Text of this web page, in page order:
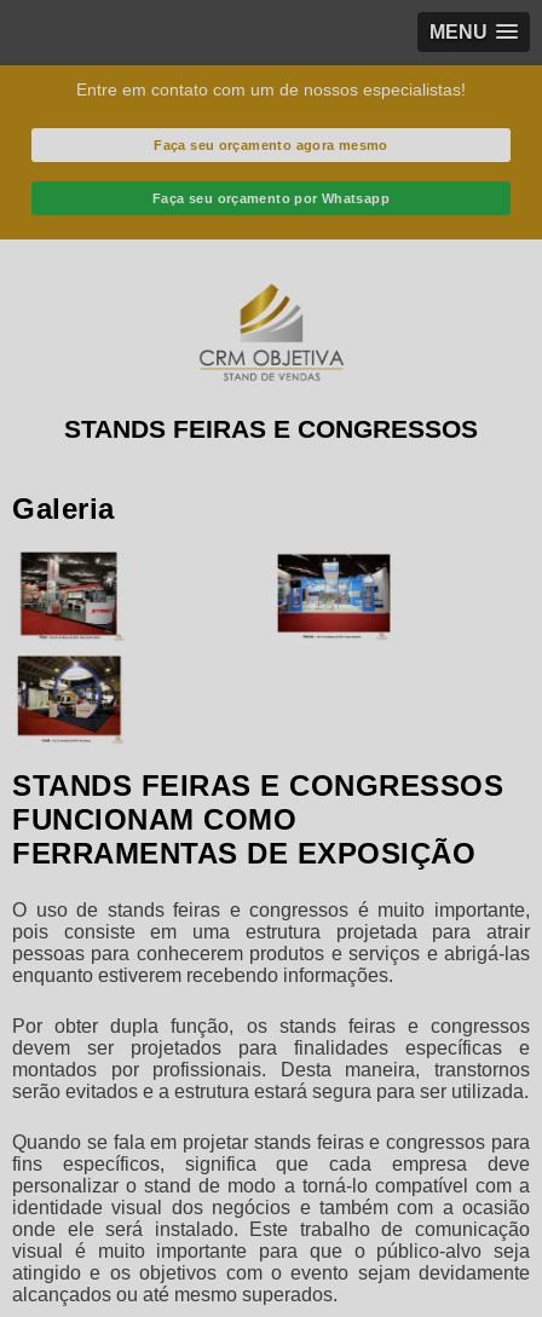
MENU
Entre em contato com um de nossos especialistas!
Faça seu orçamento agora mesmo
Faça seu orçamento por Whatsapp
STANDS FEIRAS E CONGRESSOS
Galeria
STANDS FEIRAS E CONGRESSOS
FUNCIONAM COMO
FERRAMENTAS DE EXPOSIÇÃO
O uso de stands feiras e congressos é muito importante,
pois consiste em uma estrutura projetada para atrair
pessoas para conhecerem produtos e serviços e abrigá-las
enquanto estiverem recebendo informações.
Por obter dupla função, os stands feiras e congressos
devem ser projetados para finalidades específicas e
montados por profissionais. Desta maneira, transtornos
serão evitados e a estrutura estará segura para ser utilizada.
Quando se fala em projetar stands feiras e congressos para
fins específicos, significa que cada empresa deve
personalizar o stand de modo a torná-lo compatível com a
identidade visual dos negócios e também com a ocasião
onde ele será instalado. Este trabalho de comunicação
visual é muito importante para que o público-alvo seja
atingido e os objetivos com o evento sejam devidamente
alcançados ou até mesmo superados.